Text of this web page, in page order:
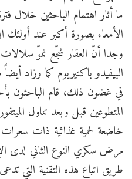
ما أثار اهتمام الباحثين خلال
الأمعاء بصورة أكبر عند أولئك
وجدا أنّ العقار شجّع نموّ
البيفيدو باكتيريوم كما وزاد
في غضون ذلك، قام الباحثون
المتطوعين قبل وبعد تناول
خاضعة لحمية غذائية ذات
مرض سكري النوع الثاني لدى
طريق اتباع هذه التقنية التي